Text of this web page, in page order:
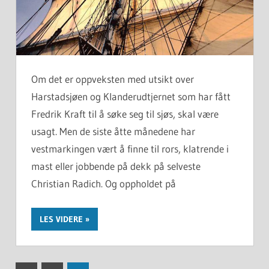
Om det er oppveksten med utsikt over
Harstadsjøen og Klanderudtjernet som har fått
Fredrik Kraft til å søke seg til sjøs, skal være
usagt. Men de siste åtte månedene har
vestmarkingen vært å finne til rors, klatrende i
mast eller jobbende på dekk på selveste
Christian Radich. Og oppholdet på
LES VIDERE